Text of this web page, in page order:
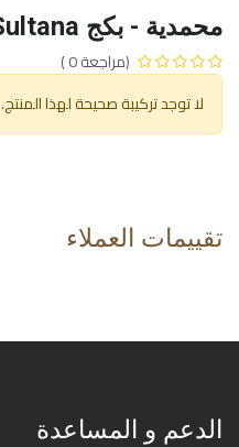
محمدية - بكج Sultana
(مراجعة 0 )
لا توجد تركيبة صحيحة لهذا المنتج.
تقييمات العملاء
الدعم و المساعدة